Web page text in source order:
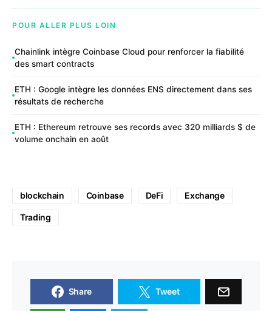
POUR ALLER PLUS LOIN
Chainlink intègre Coinbase Cloud pour renforcer la fiabilité
des smart contracts
ETH : Google intègre les données ENS directement dans ses
résultats de recherche
ETH : Ethereum retrouve ses records avec 320 milliards $ de
volume onchain en août
blockchain Coinbase DeFi Exchange
Trading
Share Tweet